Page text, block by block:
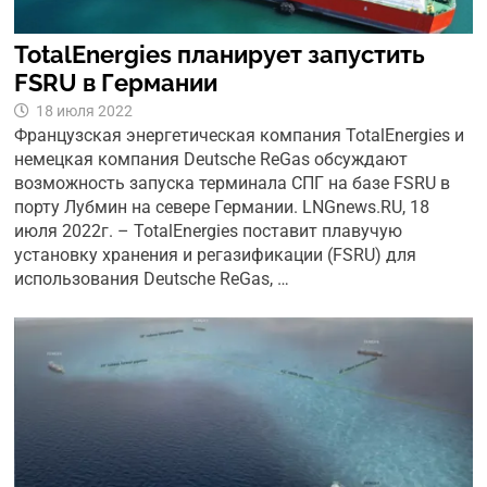
TotalEnergies планирует запустить
FSRU в Германии
18 июля 2022
Французская энергетическая компания TotalEnergies и
немецкая компания Deutsche ReGas обсуждают
возможность запуска терминала СПГ на базе FSRU в
порту Лубмин на севере Германии. LNGnews.RU, 18
июля 2022г. – TotalEnergies поставит плавучую
установку хранения и регазификации (FSRU) для
использования Deutsche ReGas, …